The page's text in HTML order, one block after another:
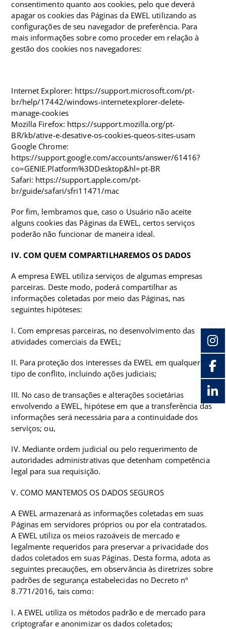
consentimento quanto aos cookies, pelo que deverá
apagar os cookies das Páginas da EWEL utilizando as
configurações de seu navegador de preferência. Para
mais informações sobre como proceder em relação à
gestão dos cookies nos navegadores:
Internet Explorer: https://support.microsoft.com/pt-
br/help/17442/windows-internetexplorer-delete-
manage-cookies
Mozilla Firefox: https://support.mozilla.org/pt-
BR/kb/ative-e-desative-os-cookies-queos-sites-usam
Google Chrome:
https://support.google.com/accounts/answer/61416?
co=GENIE.Platform%3DDesktop&hl=pt-BR
Safari: https://support.apple.com/pt-
br/guide/safari/sfri11471/mac
Por fim, lembramos que, caso o Usuário não aceite
alguns cookies das Páginas da EWEL, certos serviços
poderão não funcionar de maneira ideal.
IV. COM QUEM COMPARTILHAREMOS OS DADOS
A empresa EWEL utiliza serviços de algumas empresas
parceiras. Deste modo, poderá compartilhar as
informações coletadas por meio das Páginas, nas
seguintes hipóteses:
I. Com empresas parceiras, no desenvolvimento das
atividades comerciais da EWEL;
II. Para proteção dos interesses da EWEL em qualquer
tipo de conflito, incluindo ações judiciais;
III. No caso de transações e alterações societárias
envolvendo a EWEL, hipótese em que a transferência das
informações será necessária para a continuidade dos
serviços; ou,
IV. Mediante ordem judicial ou pelo requerimento de
autoridades administrativas que detenham competência
legal para sua requisição.
V. COMO MANTEMOS OS DADOS SEGUROS
A EWEL armazenará as informações coletadas em suas
Páginas em servidores próprios ou por ela contratados.
A EWEL utiliza os meios razoáveis de mercado e
legalmente requeridos para preservar a privacidade dos
dados coletados em suas Páginas. Desta forma, adota as
seguintes precauções, em observância às diretrizes sobre
padrões de segurança estabelecidas no Decreto nº
8.771/2016, tais como:
I. A EWEL utiliza os métodos padrão e de mercado para
criptografar e anonimizar os dados coletados;